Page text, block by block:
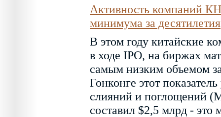
Активность компаний
минимума за десятилетия
В этом году китайские
в ходе IPO, на биржах
самым низким объемом
Гонконге этот
слияний и поглощений
составил $2,5 млрд - это